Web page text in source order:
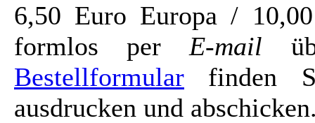
6,50 Euro Europa /
formlos perE-mail
Bestellformular finden
ausdrucken und